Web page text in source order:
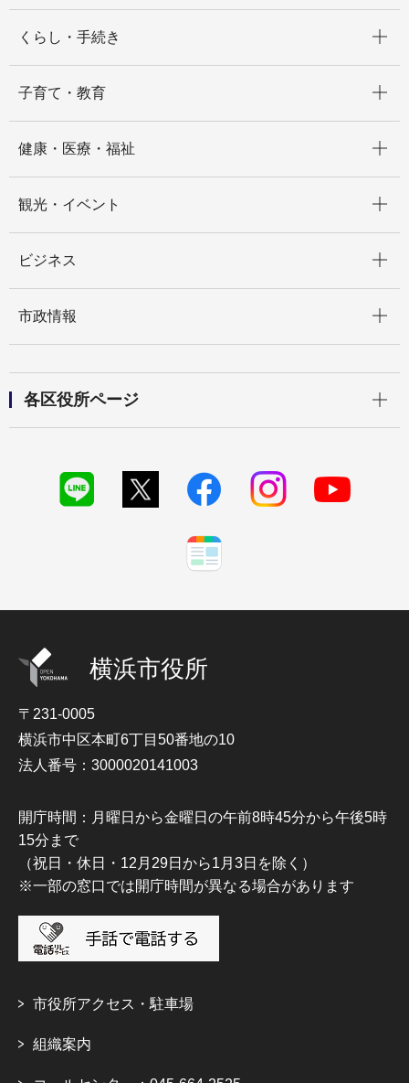
くらし・手続き
子育て・教育
健康・医療・福祉
観光・イベント
ビジネス
市政情報
各区役所ページ
横浜市役所
〒231-0005
横浜市中区本町6丁目50番地の10
法人番号：3000020141003
開庁時間：月曜日から金曜日の午前8時45分から午後5時
15分まで
（祝日・休日・12月29日から1月3日を除く）
※一部の窓口では開庁時間が異なる場合があります
市役所アクセス・駐車場
組織案内